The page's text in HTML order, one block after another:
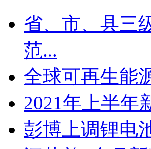
省、市、县三
范...
全球可再生能
2021年上半年
彭博上调锂电